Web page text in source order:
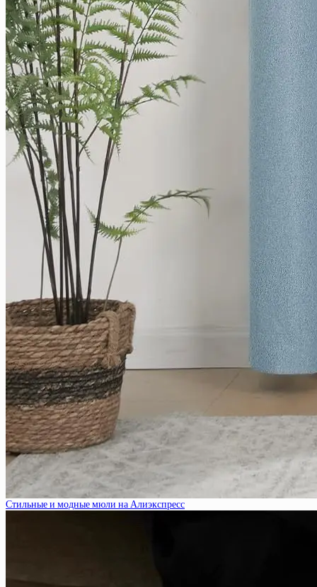
Стильные и модные мюли на Алиэкспресс